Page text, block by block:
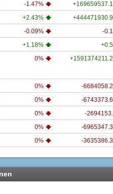
-1.47%
+2.43%
-0.09%
-
+1.18%
0%
0%
-
0%
-
0%
-
0%
-
0% -